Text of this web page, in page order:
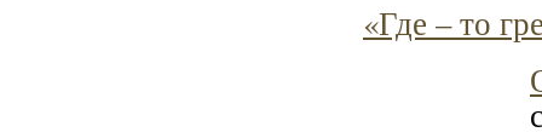
«Где – то